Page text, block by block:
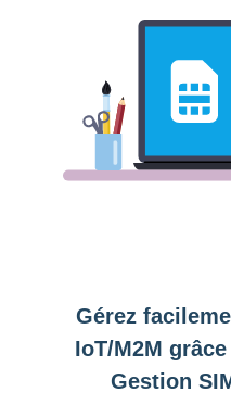
Gérez
IoT/M2M
Gestion